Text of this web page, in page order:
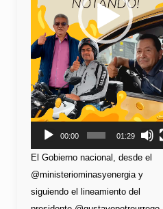
00:00 01:29
El Gobierno nacional, desde el
@ministeriominasyenergia y
siguiendo el lineamiento del